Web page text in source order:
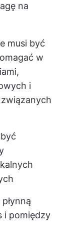
na
musi być
w
i
i pomiędzy